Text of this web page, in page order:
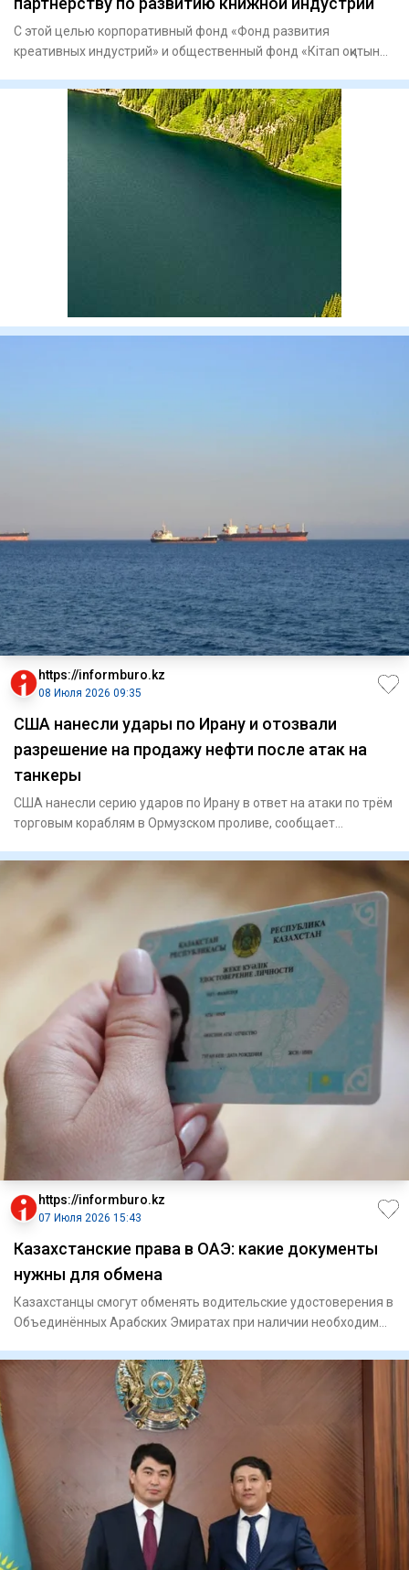
С этой целью корпоративный фонд «Фонд развития
креативных индустрий» и общественный фонд «Кітап оқитын
https://informburo.kz
08 Июля 2026 09:35
США нанесли удары по Ирану и отозвали
разрешение на продажу нефти после атак на
танкеры
США нанесли серию ударов по Ирану в ответ на атаки по трём
торговым кораблям в Ормузском проливе, сообщает
https://informburo.kz
07 Июля 2026 15:43
Казахстанские права в ОАЭ: какие документы
нужны для обмена
Казахстанцы смогут обменять водительские удостоверения в
Объединённых Арабских Эмиратах при наличии необходимых